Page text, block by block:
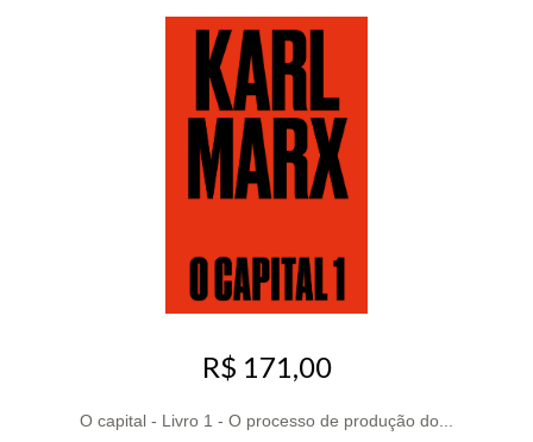
R$ 171,00
O capital - Livro 1 - O processo de produção do...